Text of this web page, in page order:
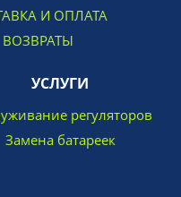
И ОПЛАТА
ВОЗВРАТЫ
УСЛУГИ
регуляторов
Замена батареек